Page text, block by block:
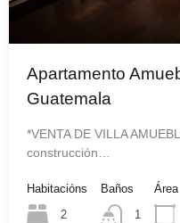
Apartamento
Guatemala
*VENTA DE VILLA
construcción…
Habitacións
2
Baños
1
Área